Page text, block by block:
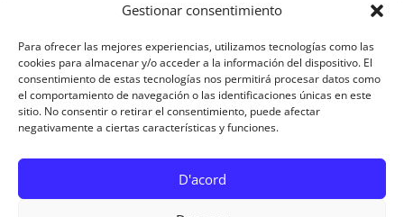
Gestionar consentimiento
Para ofrecer las mejores experiencias, utilizamos tecnologías como las
cookies para almacenar y/o acceder a la información del dispositivo. El
consentimiento de estas tecnologías nos permitirá procesar datos como
el comportamiento de navegación o las identificaciones únicas en este
sitio. No consentir o retirar el consentimiento, puede afectar
negativamente a ciertas características y funciones.
D'acord
AVISO LEGAL
Avís Legal
Polítiques de Cookies